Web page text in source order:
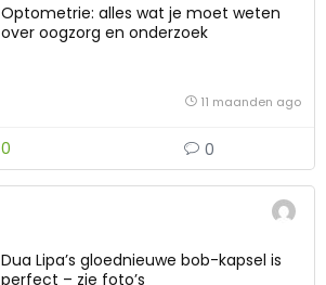
Optometrie: alles wat je moet weten
over oogzorg en onderzoek
11 maanden ago
0 0
Dua Lipa’s gloednieuwe bob-kapsel is
perfect – zie foto’s